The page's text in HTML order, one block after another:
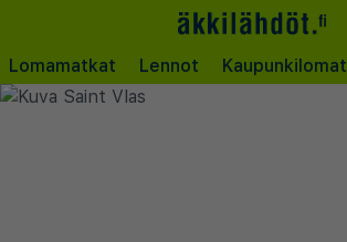
Lomamatkat Lennot Kaupunkilomat